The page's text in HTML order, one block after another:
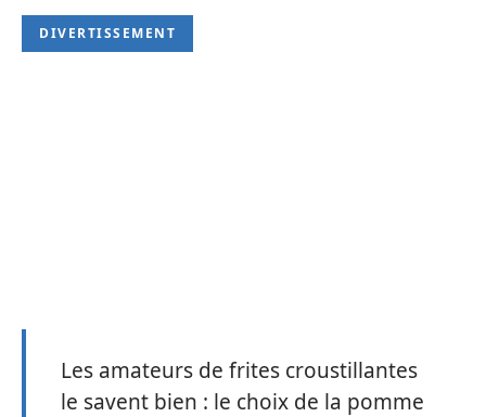
DIVERTISSEMENT
Les amateurs de frites croustillantes
le savent bien : le choix de la pomme